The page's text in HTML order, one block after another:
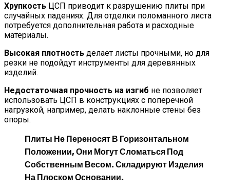
Хрупкость ЦСП приводит к разрушению плиты при
случайных падениях. Для отделки поломанного листа
потребуется дополнительная работа и расходные
материалы.
Высокая плотность делает листы прочными, но для
резки не подойдут инструменты для деревянных
изделий.
Недостаточная прочность на изгиб не позволяет
использовать ЦСП в конструкциях с поперечной
нагрузкой, например, делать наклонные стены без
опоры.
Плиты Не Переносят В Горизонтальном
Положении, Они Могут Сломаться Под
Собственным Весом. Складируют Изделия
На Плоском Основании.